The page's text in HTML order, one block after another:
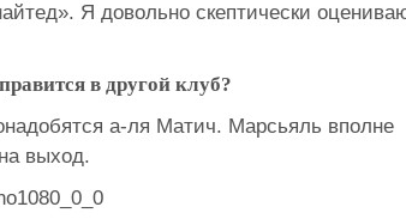
Я довольно скептически
в другой клуб?
а-ля Матич. Марсьяль вполне
выход.